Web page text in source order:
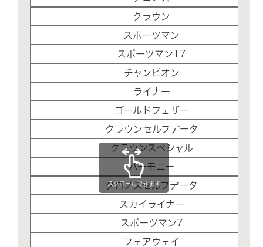
クラウン
スポーツマン
スポーツマン17
チャンピオン
ライナー
ゴールドフェザー
クラウンセルフデータ
クラウンスペシャル
ハーモニー
クロノスセルフデータ
スカイライナー
スポーツマン7
フェアウェイ
スクロールできます